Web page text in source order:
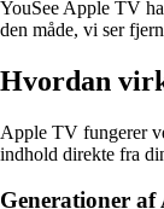
YouSee Apple TV
den måde, vi ser
Hvordan
Apple TV fungerer
indhold direkte fra
Generationer